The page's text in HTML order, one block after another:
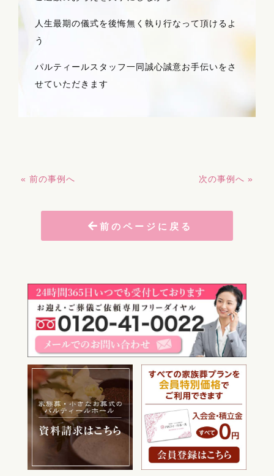
人生最期の儀式を後悔無く執り行なって頂けるよ
う
パルティールスタッフ一同誠心誠意お手伝いをさ
せていただきます
« 前の事例へ 次の事例へ »
前のページに戻る